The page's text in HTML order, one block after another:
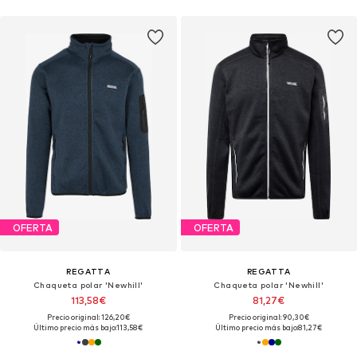
OFERTA
REGATTA
Chaqueta polar 'Newhill'
113,58€
Precio original: 126,20€
Último precio más bajo:113,58€
OFERTA
REGATTA
Chaqueta polar 'Newhill'
81,27€
Precio original: 90,30€
Último precio más bajo:81,27€